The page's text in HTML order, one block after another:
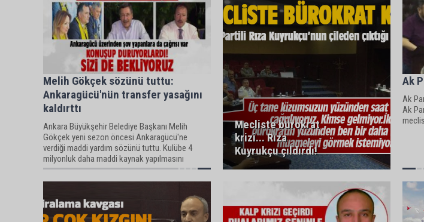
Melih Gökçek sözünü tuttu:
Ankaragücü'nün transfer yasağını
kaldırttı
Ankara Büyükşehir Belediye Başkanı Melih
Gökçek yeni sezon öncesi Ankaragücü'ne
verdiği maddi yardım sözünü tuttu. Kulübe 4
milyonluk daha maddi kaynak yapılmasını
sağlayan Gökçek, Ankaragücü'nün transfer
yasağının kaldırılmasını sağladı.
Mecliste bürokrat
krizi... Rıza
Kuyrukçu çıldırdı!
Ak
Ak
Ak